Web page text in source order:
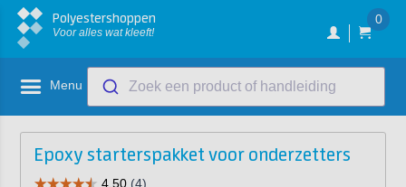
Polyestershoppen
Voor alles wat kleeft!
0
Menu Zoek een product of handleiding
Epoxy starterspakket voor onderzetters